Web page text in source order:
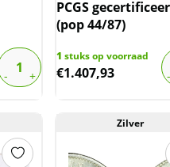
PCGS
(pop 44/87)
1 stuks op voorraad
€1.407,93
Zilver